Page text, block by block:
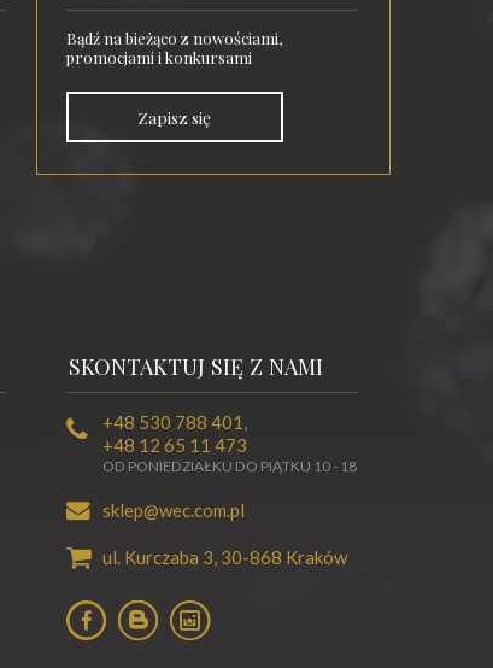
Bądź na bieżąco z nowościami,
promocjami i konkursami
Zapisz się
SKONTAKTUJ SIĘ Z NAMI
+48 530 788 401
+48 12 65 11 473
OD PONIEDZIAŁKU DO PIĄTKU 10 - 18
sklep@wec.com.pl
ul. Kurczaba 3, 30-868 Kraków